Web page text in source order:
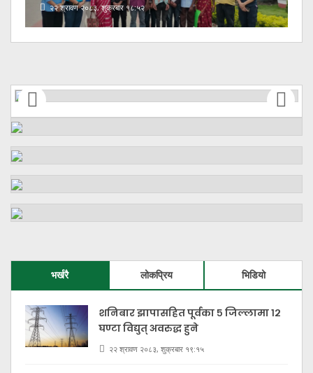
२२ श्रावण २०८३, शुक्रबार १८:५२
भर्खरै लोकप्रिय भिडियो
शनिबार झापासहित पूर्वका ५ जिल्लामा १२
घण्टा विद्युत् अवरुद्ध हुने
२२ श्रावण २०८३, शुक्रबार १९:१५